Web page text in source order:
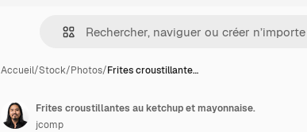
Accueil/Stock/Photos/Frites croustillante…
Frites croustillantes au ketchup et mayonnaise.
jcomp